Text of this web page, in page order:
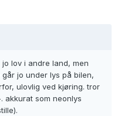
jo lov i andre land, men
jo under lys på bilen,
ulovlig ved kjøring. tror
akkurat som neonlys